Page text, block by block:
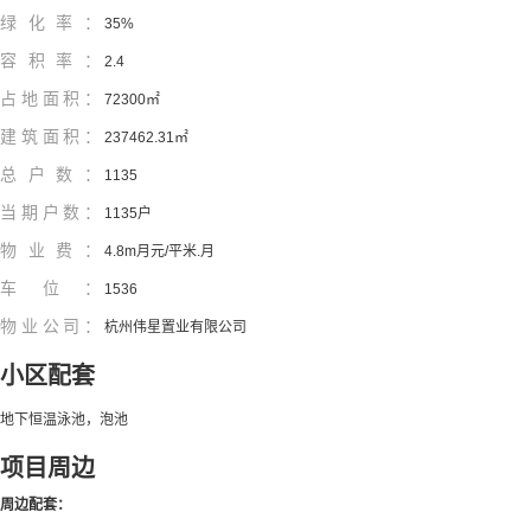
绿化率： 35%
容积率： 2.4
占地面积： 72300㎡
建筑面积： 237462.31㎡
总户数： 1135
当期户数： 1135户
物业费： 4.8m月元/平米.月
车位： 1536
物业公司： 杭州伟星置业有限公司
小区配套
地下恒温泳池，泡池
项目周边
周边配套：